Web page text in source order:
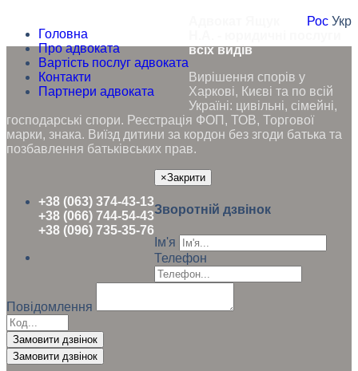
Головна
Про адвоката
Вартість послуг адвоката
Контакти
Партнери адвоката
Рос Укр
всіх видів
Вирішення спорів у
Харкові, Києві та по всій
Україні: цивільні, сімейні,
господарські спори. Реєстрація ФОП, ТОВ, Торгової
марки, знака. Виїзд дитини за кордон без згоди батька та
позбавлення батьківських прав.
+38 (063) 374-43-13
+38 (066) 744-54-43
+38 (096) 735-35-76
×Закрити
Зворотній дзвінок
Ім'я
Телефон
Повідомлення
Замовити дзвінок